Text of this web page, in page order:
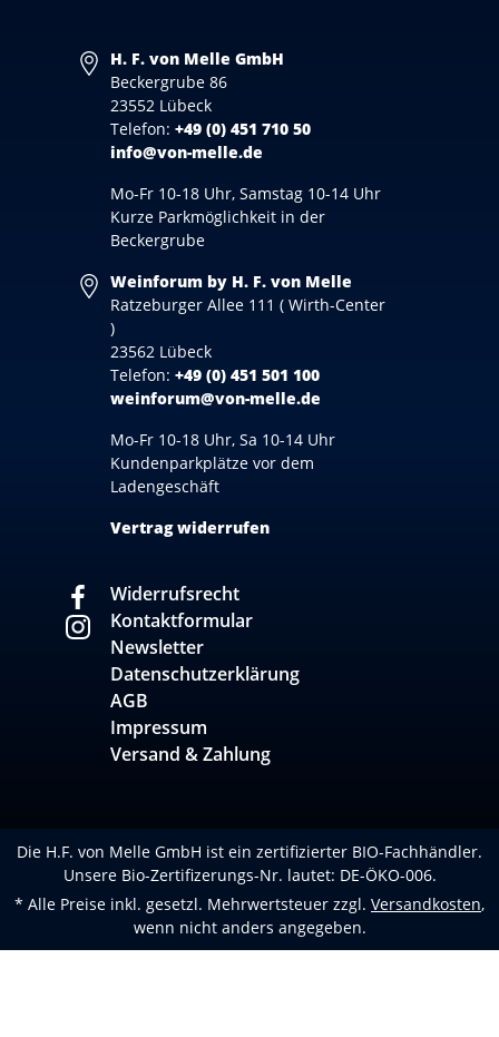
H. F. von Melle GmbH
Beckergrube 86
23552 Lübeck
Telefon: +49 (0) 451 710 50
info@von-melle.de
Mo-Fr 10-18 Uhr, Samstag 10-14 Uhr
Kurze Parkmöglichkeit in der
Beckergrube
Weinforum by H. F. von Melle
Ratzeburger Allee 111 ( Wirth-Center
)
23562 Lübeck
Telefon: +49 (0) 451 501 100
weinforum@von-melle.de
Mo-Fr 10-18 Uhr, Sa 10-14 Uhr
Kundenparkplätze vor dem
Ladengeschäft
Vertrag widerrufen
Widerrufsrecht
Kontaktformular
Newsletter
Datenschutzerklärung
AGB
Impressum
Versand & Zahlung
Die H.F. von Melle GmbH ist ein zertifizierter BIO-Fachhändler.
Unsere Bio-Zertifizerungs-Nr. lautet: DE-ÖKO-006.
* Alle Preise inkl. gesetzl. Mehrwertsteuer zzgl. Versandkosten,
wenn nicht anders angegeben.